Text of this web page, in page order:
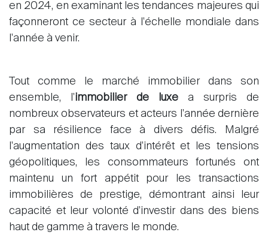
en 2024, en examinant les tendances majeures qui
façonneront ce secteur à l'échelle mondiale dans
l'année à venir.
Tout comme le marché immobilier dans son
ensemble, l'immobilier de luxe a surpris de
nombreux observateurs et acteurs l'année dernière
par sa résilience face à divers défis. Malgré
l'augmentation des taux d'intérêt et les tensions
géopolitiques, les consommateurs fortunés ont
maintenu un fort appétit pour les transactions
immobilières de prestige, démontrant ainsi leur
capacité et leur volonté d'investir dans des biens
haut de gamme à travers le monde.